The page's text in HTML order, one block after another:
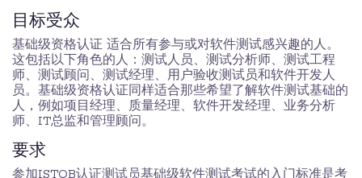
目标受众
基础级资格认证 适合所有参与或对软件测试感兴趣的人。
这包括以下角色的人：测试人员、测试分析师、测试工程
师、测试顾问、测试经理、用户验收测试员和软件开发人
员。基础级资格认证同样适合那些希望了解软件测试基础的
人，例如项目经理、质量经理、软件开发经理、业务分析
师、IT总监和管理顾问。
要求
参加ISTQB认证测试员基础级软件测试考试的入门标准是考